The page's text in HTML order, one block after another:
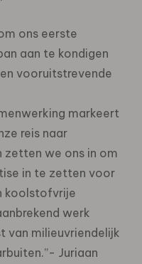
ons eerste
aan te kondigen
vooruitstrevende
markeert
reis naar
zetten we ons in om
in te zetten voor
koolstofvrije
werk
van milieuvriendelijk
Juriaan